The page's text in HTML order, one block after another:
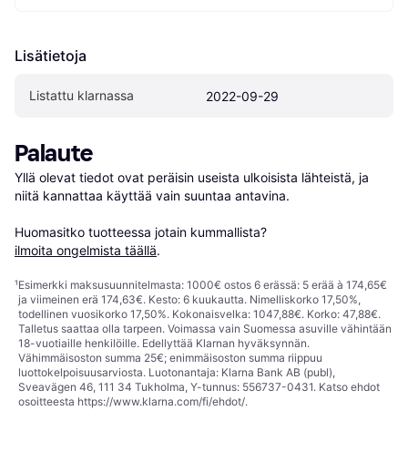
Lisätietoja
Listattu klarnassa 2022-09-29
Palaute
Yllä olevat tiedot ovat peräisin useista ulkoisista lähteistä, ja
niitä kannattaa käyttää vain suuntaa antavina.
Huomasitko tuotteessa jotain kummallista?
ilmoita ongelmista täällä.
¹Esimerkki maksusuunnitelmasta: 1000€ ostos 6 erässä: 5 erää à 174,65€
ja viimeinen erä 174,63€. Kesto: 6 kuukautta. Nimelliskorko 17,50%,
todellinen vuosikorko 17,50%. Kokonaisvelka: 1047,88€. Korko: 47,88€.
Talletus saattaa olla tarpeen. Voimassa vain Suomessa asuville vähintään
18-vuotiaille henkilöille. Edellyttää Klarnan hyväksynnän.
Vähimmäisoston summa 25€; enimmäisoston summa riippuu
luottokelpoisuusarviosta. Luotonantaja: Klarna Bank AB (publ),
Sveavägen 46, 111 34 Tukholma, Y-tunnus: 556737-0431. Katso ehdot
osoitteesta https://www.klarna.com/fi/ehdot/.